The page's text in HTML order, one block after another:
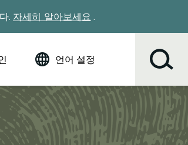
. 자세히 알아보세요 .
언어 설정
영어 (English)
Español
Tiếng Việt
Русский